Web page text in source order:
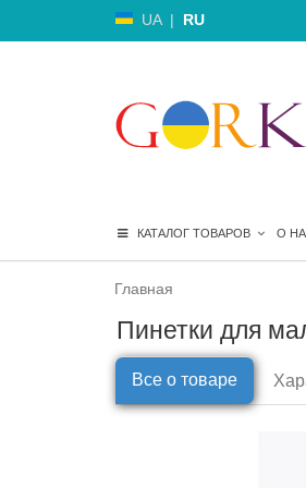
UA | RU
КАТАЛОГ ТОВАРОВ О
Главная
Пинетки для
Все о товаре